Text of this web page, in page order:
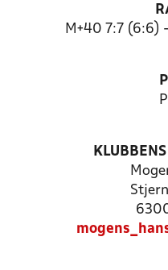
M+40 7:7 (6:6)